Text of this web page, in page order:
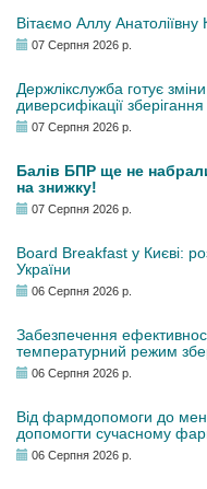
Вітаємо Аллу
07 Серпня 2026 р.
Держлікслужба готує
диверсифікації
07 Серпня 2026 р.
Балів БПР ще не
на знижку!
07 Серпня 2026 р.
Board Breakfast у Києві:
України
06 Серпня 2026 р.
Забезпечення
температурний режим
06 Серпня 2026 р.
Від фармдопомоги до
допомогти сучасному
06 Серпня 2026 р.